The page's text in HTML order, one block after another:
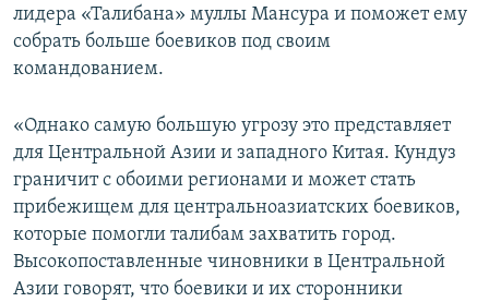
лидера «Талибана» муллы Мансура и поможет ему
собрать больше боевиков под своим
командованием.
«Однако самую большую угрозу это представляет
для Центральной Азии и западного Китая. Кундуз
граничит с обоими регионами и может стать
прибежищем для центральноазиатских боевиков,
которые помогли талибам захватить город.
Высокопоставленные чиновники в Центральной
Азии говорят, что боевики и их сторонники